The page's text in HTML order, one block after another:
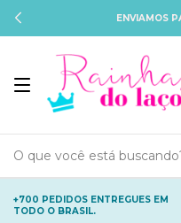
ENVIAMOS
+700 PEDIDOS ENTREGUES EM
TODO O BRASIL.